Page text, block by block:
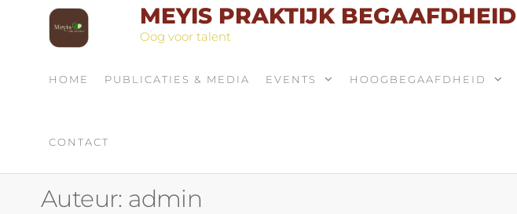
MEYIS PRAKTIJK BEGAAFDHEID
Oog voor talent
HOME PUBLICATIES & MEDIA EVENTS HOOGBEGAAFDHEID
CONTACT
Auteur: admin